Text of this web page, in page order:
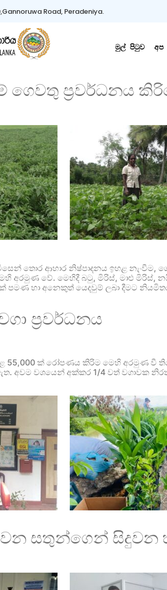
Road, Peradeniya.
මුල් පිටුව අප
ගෙවතු ප්‍රවර්ධනය
තොර ආහාර නිෂ්පාදනය ඉහළ
අරමුණ වේ. මෙහිදී බටු, මිරිස්, මාළු
ක් පමණ හා අනෙකුත් යෙදවුම් ලබා දීමට
ප්‍රවර්ධනය
55,000 ක් රෝපණය කිරිම මෙහි අරමුණ වී
අවම වශයෙන් අක්කර 1/4 වත් වගාවක
වන සතුන්ගෙන් සිදුවන